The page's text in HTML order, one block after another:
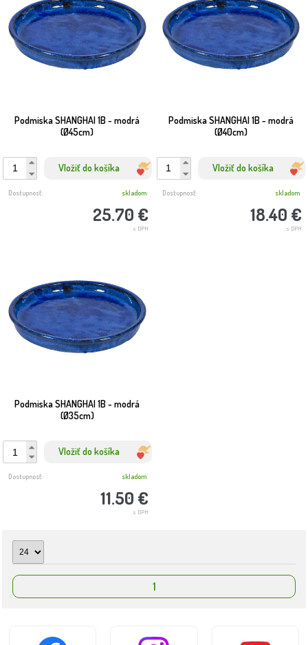
Podmiska SHANGHAI 1B - modrá
(Ø45cm)
Vložiť do košíka
25.70 €
s DPH
Dostupnosť: skladom
Podmiska SHANGHAI 1B - modrá
(Ø40cm)
Vložiť do košíka
18.40 €
s DPH
Dostupnosť: skladom
Podmiska SHANGHAI 1B - modrá
(Ø35cm)
Vložiť do košíka
11.50 €
s DPH
Dostupnosť: skladom
1